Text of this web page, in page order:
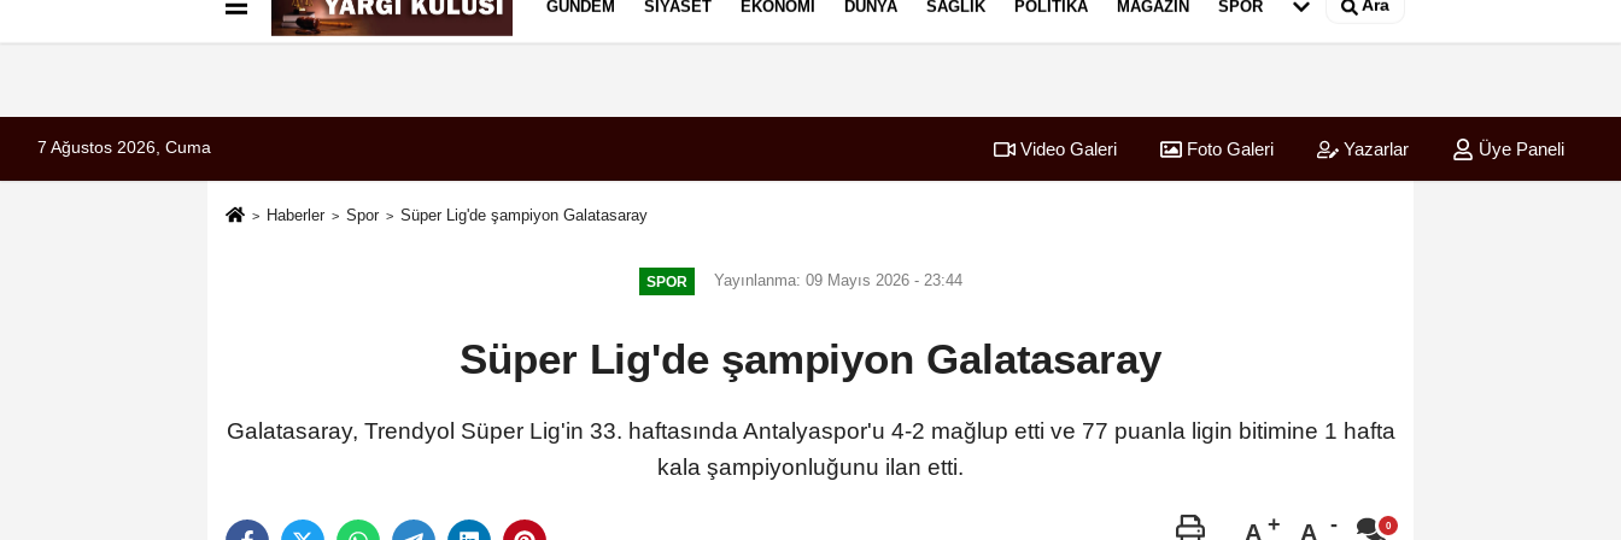
Künye İletişim Çerez Politikası
GÜNDEM SIYASET EKONOMI DÜNYA SAĞLIK POLITIKA MAGAZIN SPOR Ara
7 Ağustos 2026, Cuma Video Galeri Foto Galeri Yazarlar Üye Paneli
Haberler Spor Süper Lig'de şampiyon Galatasaray
SPOR Yayınlanma: 09 Mayıs 2026 - 23:44
Süper Lig'de şampiyon Galatasaray
Galatasaray, Trendyol Süper Lig'in 33. haftasında Antalyaspor'u 4-2 mağlup etti ve 77 puanla ligin bitimine 1 hafta
kala şampiyonluğunu ilan etti.
A A